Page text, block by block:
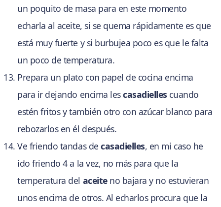
un poquito de masa para en este momento
echarla al aceite, si se quema rápidamente es que
está muy fuerte y si burbujea poco es que le falta
un poco de temperatura.
Prepara un plato con papel de cocina encima
para ir dejando encima lescasadielles cuando
estén fritos y también otro con azúcar blanco para
rebozarlos en él después.
Ve friendo tandas decasadielles, en mi caso he
ido friendo 4 a la vez, no más para que la
temperatura del aceiteno bajara y no estuvieran
unos encima de otros. Al echarlos procura que la